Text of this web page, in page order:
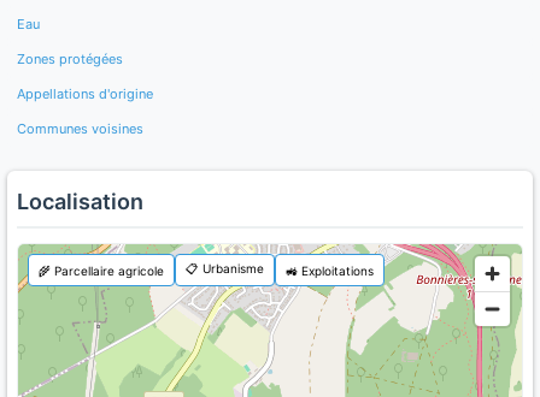
Eau
Zones protégées
Appellations d'origine
Communes voisines
Localisation
🌾 Parcellaire agricole 📋 Urbanisme 🚜 Exploitations